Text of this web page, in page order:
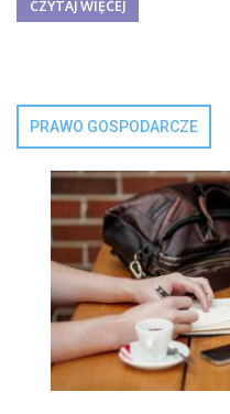
CZYTAJ WIĘCEJ
PRAWO GOSPODARCZE